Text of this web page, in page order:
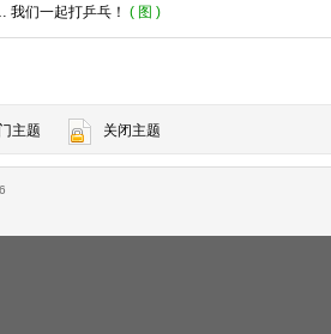
们一起打乒乓！ ( 图 )
主题 关闭主题